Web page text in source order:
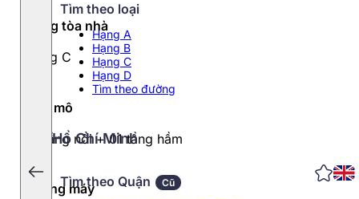
Tìm theo loại
Hạng A
Hạng B
Hạng C
Hạng D
Tìm theo đường
Hồ Chí Minh
Tìm theo Quận Cũ
Hạng tòa nhà
Hạng C
Quy mô
10 tầng nổi + 01 tầng hầm
Thang máy